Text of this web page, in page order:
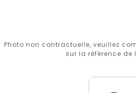
Photo non contractuelle, veuillez
sur la référence de